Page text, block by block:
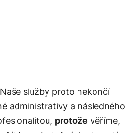
služby proto nekončí
administrativy a následného
protože věříme,